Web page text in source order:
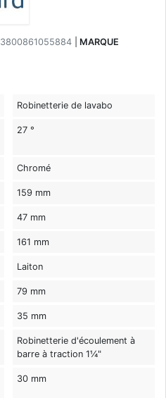
3800861055884
MARQUE
Robinetterie de lavabo
27 °
Chromé
159 mm
47 mm
161 mm
Laiton
79 mm
35 mm
Robinetterie d'écoulement à
barre à traction 1¼"
30 mm